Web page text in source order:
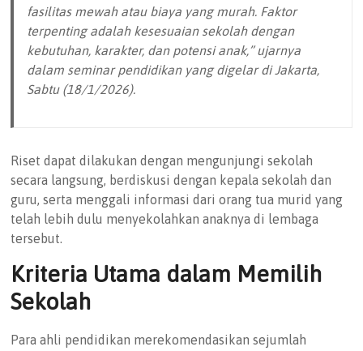
fasilitas mewah atau biaya yang murah. Faktor
terpenting adalah kesesuaian sekolah dengan
kebutuhan, karakter, dan potensi anak,” ujarnya
dalam seminar pendidikan yang digelar di Jakarta,
Sabtu (18/1/2026).
Riset dapat dilakukan dengan mengunjungi sekolah
secara langsung, berdiskusi dengan kepala sekolah dan
guru, serta menggali informasi dari orang tua murid yang
telah lebih dulu menyekolahkan anaknya di lembaga
tersebut.
Kriteria Utama dalam Memilih
Sekolah
Para ahli pendidikan merekomendasikan sejumlah